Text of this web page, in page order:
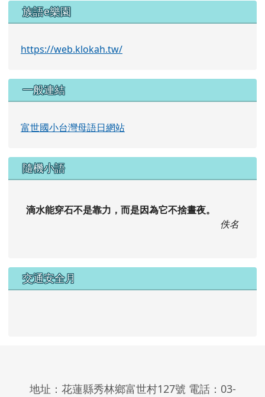
族語e樂園
https://web.klokah.tw/
一般連結
富世國小台灣母語日網站
隨機小語
滴水能穿石不是靠力，而是因為它不捨晝夜。
佚名
交通安全月
地址：花蓮縣秀林鄉富世村127號 電話：03-